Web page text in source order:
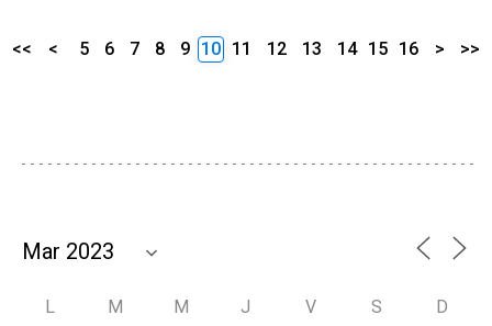
<< < 5 6 7 8 9 10 11 12 13 14 15 16 > >>
L M M J V S D